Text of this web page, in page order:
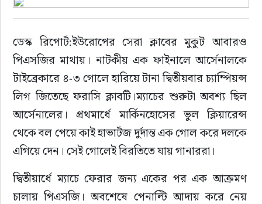
নিউইয়র্ক
ইউরোপ
জাতীয়
তারুণ্য
সময়ের প্রলাপ
ডেস্ক রিপোর্ট:ইউরোপের সেরা ক্লাবের মুকুট আবারও
পিএসজির মাথায়। নাটকীয় এক ফাইনালে আর্সেনালকে
টাইব্রেকারে ৪-৩ গোলে হারিয়ে টানা দ্বিতীয়বার চ্যাম্পিয়ন্স
লিগ জিতেছে ফরাসি ক্লাবটি।ম্যাচের শুরুটা অবশ্য ছিল
আর্সেনালের। প্রথমার্ধে মার্কিনহোসের ভুল ক্লিয়ারেন্স
থেকে বল পেয়ে কাই হাভার্টজ দুর্দান্ত এক গোল করে দলকে
এগিয়ে দেন। সেই গোলেই বিরতিতে যায় গানাররা।
দ্বিতীয়ার্ধে ম্যাচে ফেরার জন্য একের পর এক আক্রমণ
চালায় পিএসজি। অবশেষে পেনাল্টি আদায় করে নেয়